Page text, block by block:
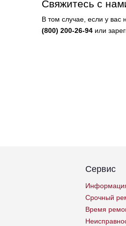
Свяжитесь с
В том случае, если у вас
(800) 200-26-94 или
Сервис
Срочный
Время